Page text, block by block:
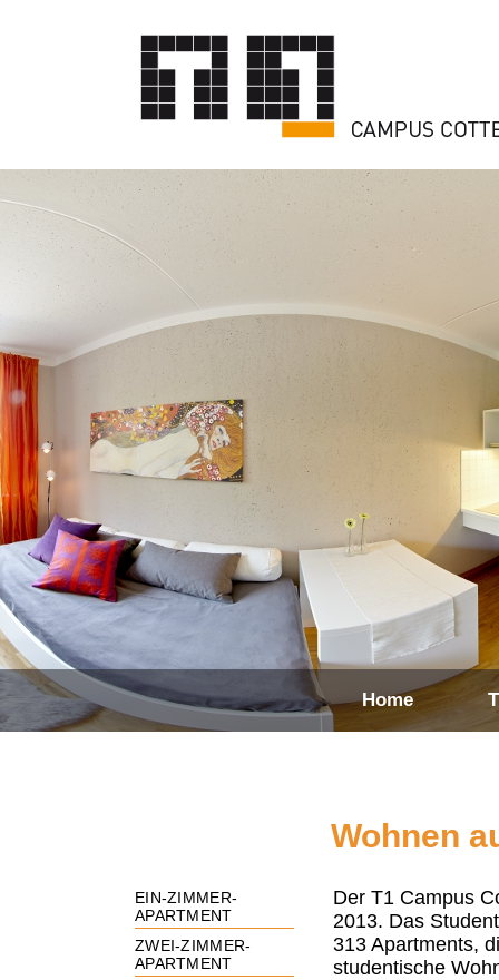
Home
EIN-ZIMMER-
APARTMENT
ZWEI-ZIMMER-
APARTMENT
Wohnen
Der T1 Campus
2013. Das
313 Apartments,
studentische